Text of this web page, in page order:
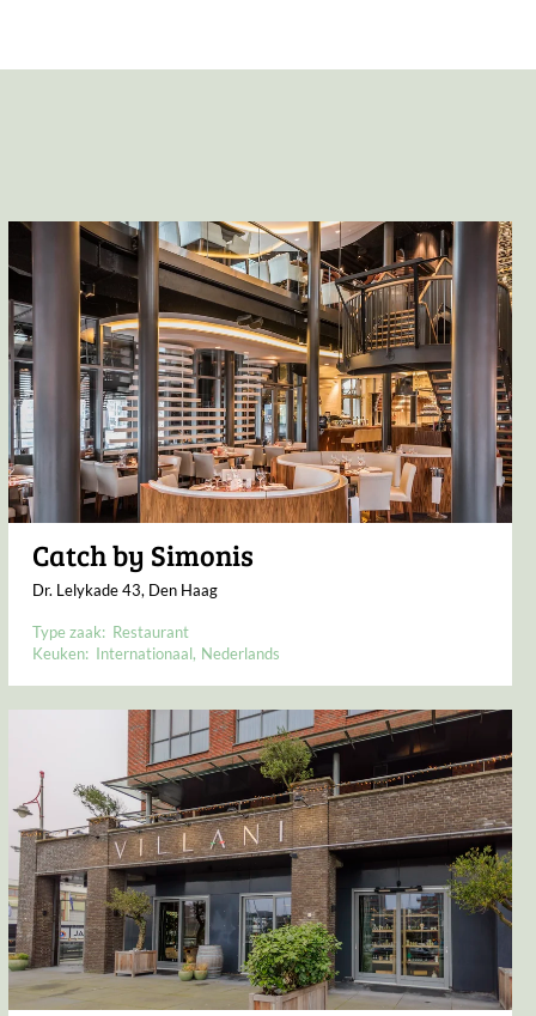
Catch by Simonis
Dr. Lelykade 43, Den Haag
Type zaak: Restaurant
Keuken: Internationaal Nederlands